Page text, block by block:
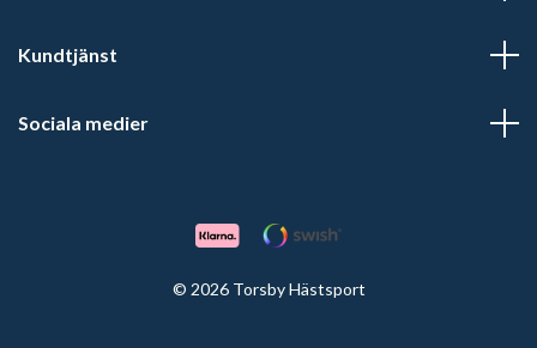
Kundtjänst
Sociala medier
© 2026 Torsby Hästsport